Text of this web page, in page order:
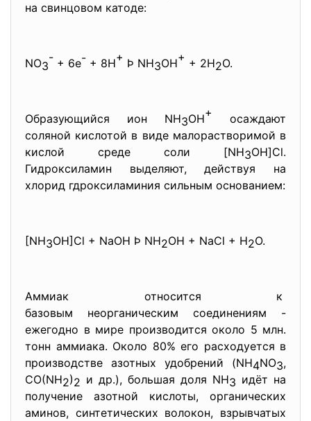
на свинцовом катоде:
NO3
- + 6e- + 8H+ Þ NH3OH+ + 2H2O.
Образующийся ион NH3OH+ осаждают
соляной кислотой в виде малорастворимой в
кислой среде соли [NH3OH]Cl.
Гидроксиламин выделяют, действуя на
хлорид гдроксиламиния сильным основанием:
[NH3OH]Cl + NaOH Þ NH2OH + NaCl + H2O.
Аммиак относится к
базовым неорганическим соединениям -
ежегодно в мире производится около 5 млн.
тонн аммиака. Около 80% его расходуется в
производстве азотных удобрений (NH4NO3,
CO(NH2)2 и др.), большая доля NH3 идёт на
получение азотной кислоты, органических
аминов, синтетических волокон, взрывчатых